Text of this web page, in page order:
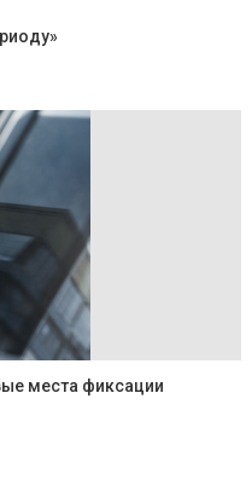
места фиксации